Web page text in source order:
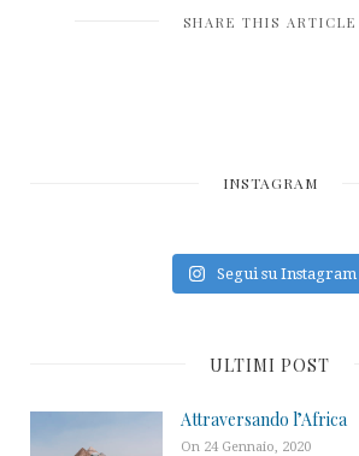
SHARE THIS ARTICLE
INSTAGRAM
Segui su Instagram
ULTIMI POST
Attraversando l’Africa
On 24 Gennaio, 2020